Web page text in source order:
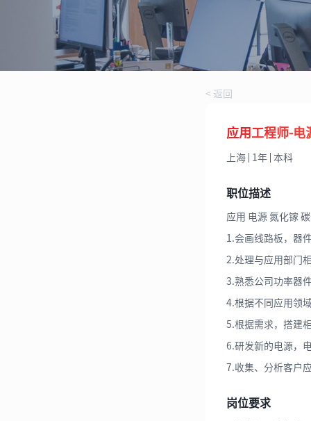
< 返回
应用工程师-电
上海 1年 本科
职位描述
应用 电源 氮化镓
1.会画线路板，器
2.处理与应用部门
3.熟悉公司功率器
4.根据不同应用领
5.根据需求，搭建
6.研发新的电源，
7.收集、分析客户
岗位要求